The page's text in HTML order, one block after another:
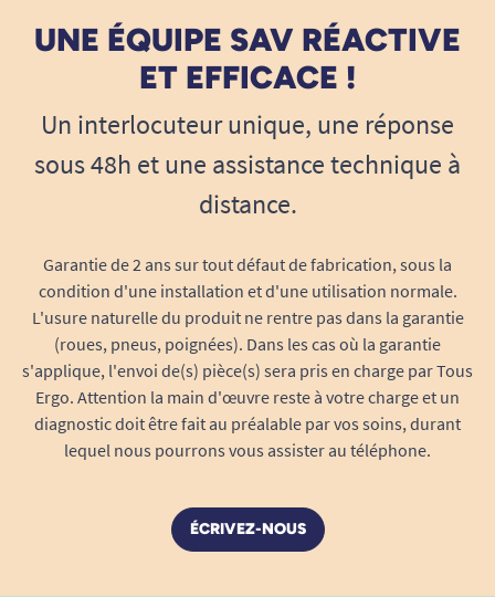
UNE ÉQUIPE SAV RÉACTIVE
ET EFFICACE !
Un interlocuteur unique, une réponse
sous 48h et une assistance technique à
distance.
Garantie de 2 ans sur tout défaut de fabrication, sous la
condition d'une installation et d'une utilisation normale.
L'usure naturelle du produit ne rentre pas dans la garantie
(roues, pneus, poignées). Dans les cas où la garantie
s'applique, l'envoi de(s) pièce(s) sera pris en charge par Tous
Ergo. Attention la main d'œuvre reste à votre charge et un
diagnostic doit être fait au préalable par vos soins, durant
lequel nous pourrons vous assister au téléphone.
ÉCRIVEZ-NOUS